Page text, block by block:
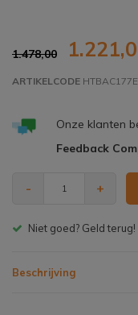
1.478,00
ARTIKELCODE
Onze klanten
Feedback
- +
Gratis bezorgen v.a. €
Beschrijving